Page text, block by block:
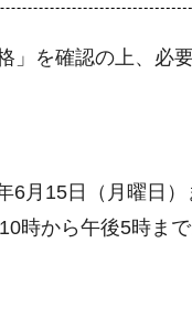
」を確認の上、必
6月15日（月曜日）
時から午後5時ま